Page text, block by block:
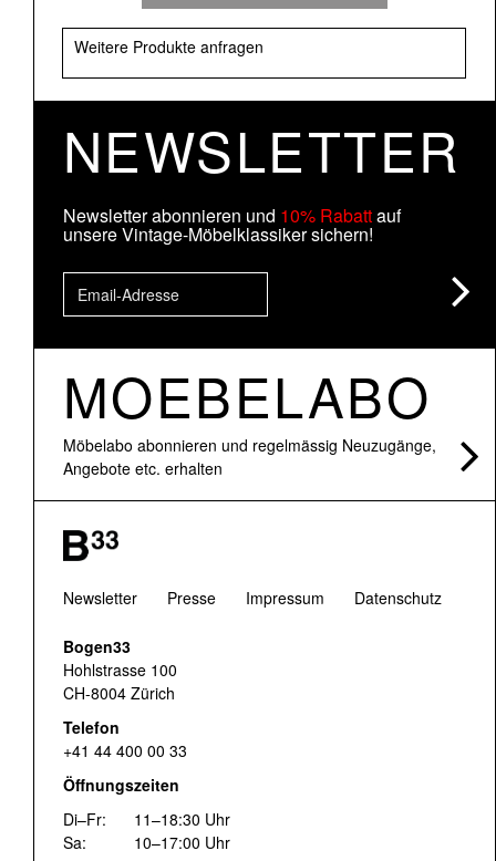
Weitere Produkte anfragen
NEWSLETTER
Newsletter abonnieren und 10% Rabattauf
unsere Vintage-Möbelklassiker sichern!
MOEBELABO
Möbelabo abonnieren und regelmässig Neuzugänge,
Angebote etc. erhalten
Newsletter Presse Impressum Datenschutz
Bogen33
Hohlstrasse 100
CH-8004 Zürich
Telefon
+41 44 400 00 33
Öffnungszeiten
Di–Fr:
11–18:30 Uhr
Sa:
10–17:00 Uhr